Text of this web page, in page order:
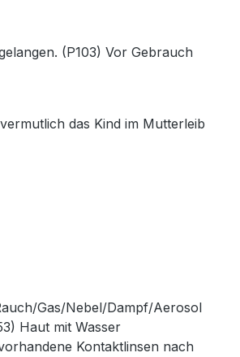
(P103) Vor Gebrauch
das Kind im Mutterleib
Gas/Nebel/Dampf/Aerosol
Haut mit Wasser
Kontaktlinsen nach